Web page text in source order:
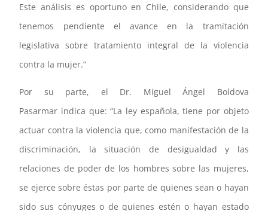
Este análisis es oportuno en Chile, considerando que
tenemos pendiente el avance en la tramitación
legislativa sobre tratamiento integral de la violencia
contra la mujer.”
Por su parte, el Dr. Miguel Ángel Boldova
Pasarmar indica que: “La ley española, tiene por objeto
actuar contra la violencia que, como manifestación de la
discriminación, la situación de desigualdad y las
relaciones de poder de los hombres sobre las mujeres,
se ejerce sobre éstas por parte de quienes sean o hayan
sido sus cónyuges o de quienes estén o hayan estado